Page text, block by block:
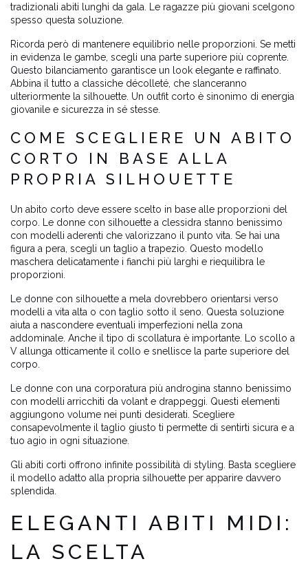
tradizionali abiti lunghi da gala. Le ragazze più giovani scelgono
spesso questa soluzione.
Ricorda però di mantenere equilibrio nelle proporzioni. Se metti
in evidenza le gambe, scegli una parte superiore più coprente.
Questo bilanciamento garantisce un look elegante e raffinato.
Abbina il tutto a classiche décolleté, che slanceranno
ulteriormente la silhouette. Un outfit corto è sinonimo di energia
giovanile e sicurezza in sé stesse.
COME SCEGLIERE UN ABITO
CORTO IN BASE ALLA
PROPRIA SILHOUETTE
Un abito corto deve essere scelto in base alle proporzioni del
corpo. Le donne con silhouette a clessidra stanno benissimo
con modelli aderenti che valorizzano il punto vita. Se hai una
figura a pera, scegli un taglio a trapezio. Questo modello
maschera delicatamente i fianchi più larghi e riequilibra le
proporzioni.
Le donne con silhouette a mela dovrebbero orientarsi verso
modelli a vita alta o con taglio sotto il seno. Questa soluzione
aiuta a nascondere eventuali imperfezioni nella zona
addominale. Anche il tipo di scollatura è importante. Lo scollo a
V allunga otticamente il collo e snellisce la parte superiore del
corpo.
Le donne con una corporatura più androgina stanno benissimo
con modelli arricchiti da volant e drappeggi. Questi elementi
aggiungono volume nei punti desiderati. Scegliere
consapevolmente il taglio giusto ti permette di sentirti sicura e a
tuo agio in ogni situazione.
Gli abiti corti offrono infinite possibilità di styling. Basta scegliere
il modello adatto alla propria silhouette per apparire davvero
splendida.
ELEGANTI ABITI MIDI:
LA SCELTA